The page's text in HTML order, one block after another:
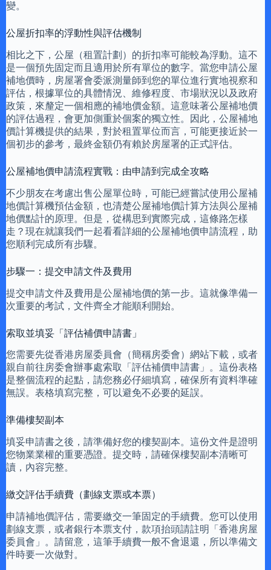
變。
公屋折扣率的浮動性與評估機制
相比之下，公屋（租置計劃）的折扣率可能較為浮動。這不
是一個預先固定而且適用於所有單位的數字。當您申請公屋
補地價時，房屋署會委派測量師到您的單位進行實地視察和
評估，根據單位的具體情況、維修程度、市場狀況以及政府
政策，來釐定一個相應的補地價金額。這意味著公屋補地價
的評估過程，會更加側重於個案的獨立性。因此，公屋補地
價計算機提供的結果，對於租置單位而言，可能更接近於一
個初步的參考，最終金額仍有賴於房屋署的正式評估。
公屋補地價申請流程實戰：由申請到完成全攻略
不少朋友在考慮出售公屋單位時，可能已經嘗試使用公屋補
地價計算機預估金額，也清楚公屋補地價計算方法與公屋補
地價點計的原理。但是，從構思到實際完成，這條路怎樣
走？現在就讓我們一起看看詳細的公屋補地價申請流程，助
您順利完成所有步驟。
步驟一：提交申請文件及費用
提交申請文件及費用是公屋補地價的第一步。這就像準備一
次重要的考試，文件齊全才能順利開始。
索取並填妥「評估補價申請書」
您需要先從香港房屋委員會（簡稱房委會）網站下載，或者
親自前往房委會辦事處索取「評估補價申請書」。這份表格
是整個流程的起點，請您務必仔細填寫，確保所有資料準確
無誤。表格填寫完整，可以避免不必要的延誤。
準備樓契副本
填妥申請書之後，請準備好您的樓契副本。這份文件是證明
您物業業權的重要憑證。提交時，請確保樓契副本清晰可
讀，內容完整。
繳交評估手續費（劃線支票或本票）
申請補地價評估，需要繳交一筆固定的手續費。您可以使用
劃線支票，或者銀行本票支付，款項抬頭請註明「香港房屋
委員會」。請留意，這筆手續費一般不會退還，所以準備文
件時要一次做對。